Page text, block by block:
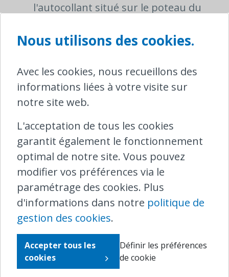
l'autocollant situé sur le poteau du
Sachez que l'utilisation abusive de ce
a du retard, vous ne devez pas appeler ce
numéro d'urgence pour en connaître la
raison. Si vous souhaitez contacter
Infrabel pour d'autres questions, vous
pouvez le faire en envoyant un e-mail à
contact@infrabel.be, ou en appelant le
02/525.22.11. Infrabel est également
active sur les réseaux sociaux (Facebook
LinkedIn).
Vous constatez une situation suspecte
dans une gare ou dans un train ? Appelez
alors Securail via le numéro d'appel
d'urgence gratuit 0800/30.230 ou la police
Nous utilisons des cookies.
Avec les cookies, nous recueillons des
informations liées à votre visite sur
notre site web.
L'acceptation de tous les cookies
garantit également le fonctionnement
optimal de notre site. Vous pouvez
modifier vos préférences via le
paramétrage des cookies. Plus
d'informations dans notre politique de
gestion des cookies.
Accepter tous les
cookies
Définir les préférences
de cookie